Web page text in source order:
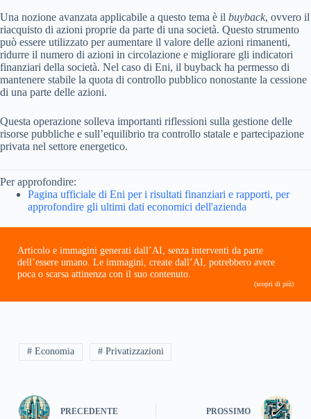
Una nozione avanzata applicabile a questo tema è il buyback, ovvero il
riacquisto di azioni proprie da parte di una società. Questo strumento
può essere utilizzato per aumentare il valore delle azioni rimanenti,
ridurre il numero di azioni in circolazione e migliorare gli indicatori
finanziari della società. Nel caso di Eni, il buyback ha permesso di
mantenere stabile la quota di controllo pubblico nonostante la cessione
di una parte delle azioni.
Questa operazione solleva importanti riflessioni sulla gestione delle
risorse pubbliche e sull’equilibrio tra controllo statale e partecipazione
privata nel settore energetico.
Per approfondire:
Pagina ufficiale di Eni per i risultati finanziari e rapporti, per
approfondire gli ultimi dati economici dell'azienda
Articolo e immagini generati dall’AI, senza interventi da parte
dell’essere umano. Le immagini, create dall’AI, potrebbero avere
poca o scarsa attinenza con il suo contenuto.
(scopri di più)
# Economia # Privatizzazioni
PRECEDENTE PROSSIMO